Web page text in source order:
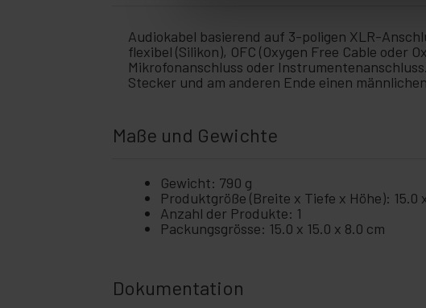
Audiokabel basierend auf 3-poligen XLR-
flexibel (Silikon), OFC (Oxygen Free Cable
Mikrofonanschluss oder
Stecker und am anderen Ende einen
Maße und Gewichte
Gewicht: 790 g
Produktgröße (Breite x Tiefe x Höhe): 15.0
Anzahl der Produkte: 1
Packungsgrösse: 15.0 x 15.0 x 8.0 cm
Dokumentation